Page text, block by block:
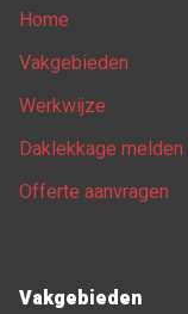
Home
Vakgebieden
Werkwijze
Daklekkage melden
Offerte aanvragen
Vakgebieden